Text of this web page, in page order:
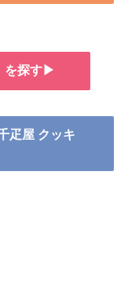
を探す▶
疋屋 クッキ